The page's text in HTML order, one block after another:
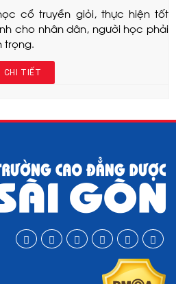
cổ truyền giỏi, thực hiện tốt
cho nhân dân, người học phải
trọng.
CHI TIẾT